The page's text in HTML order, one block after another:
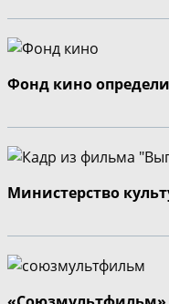
Фонд кино
Министерство